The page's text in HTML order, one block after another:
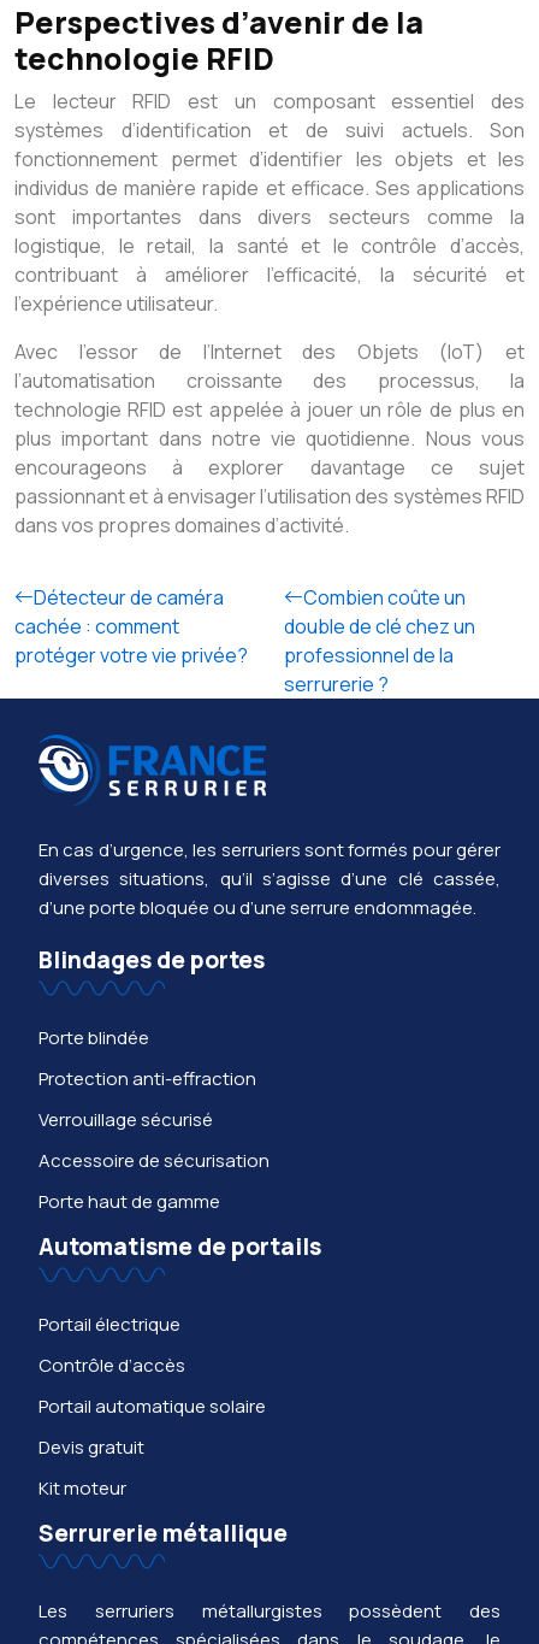
Perspectives d’avenir de la
technologie RFID
Le lecteur RFID est un composant essentiel des
systèmes d’identification et de suivi actuels. Son
fonctionnement permet d’identifier les objets et les
individus de manière rapide et efficace. Ses applications
sont importantes dans divers secteurs comme la
logistique, le retail, la santé et le contrôle d’accès,
contribuant à améliorer l’efficacité, la sécurité et
l’expérience utilisateur.
Avec l’essor de l’Internet des Objets (IoT) et
l’automatisation croissante des processus, la
technologie RFID est appelée à jouer un rôle de plus en
plus important dans notre vie quotidienne. Nous vous
encourageons à explorer davantage ce sujet
passionnant et à envisager l’utilisation des systèmes RFID
dans vos propres domaines d’activité.
Détecteur de caméra
cachée : comment
protéger votre vie privée?
Combien coûte un
double de clé chez un
professionnel de la
serrurerie ?
En cas d’urgence, les serruriers sont formés pour gérer
diverses situations, qu’il s’agisse d’une clé cassée,
d’une porte bloquée ou d’une serrure endommagée.
Blindages de portes
Porte blindée
Protection anti-effraction
Verrouillage sécurisé
Accessoire de sécurisation
Porte haut de gamme
Automatisme de portails
Portail électrique
Contrôle d’accès
Portail automatique solaire
Devis gratuit
Kit moteur
Serrurerie métallique
Les serruriers métallurgistes possèdent des